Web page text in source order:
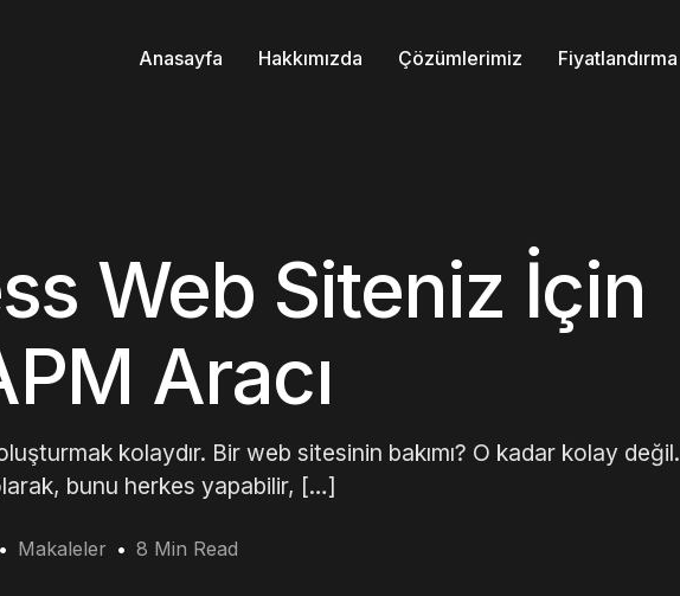
Anasayfa Hakkımızda Çözümlerimiz Fiyatlandırma
Web Siteniz İçin
Aracı
kolaydır. Bir web sitesinin bakımı? O kadar kolay değil.
bunu herkes yapabilir, […]
Makaleler 8 Min Read